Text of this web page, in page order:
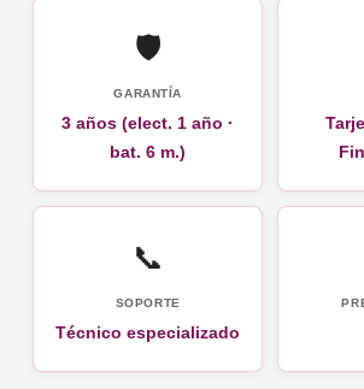
🛡️
GARANTÍA
3 años (elect. 1 año ·
bat. 6 m.)
📞
SOPORTE
Técnico especializado